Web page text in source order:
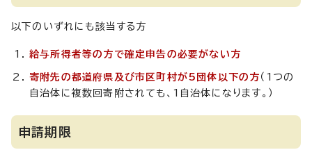
以下のいずれにも該当する方
給与所得者等の方で確定申告の必要がない方
寄附先の都道府県及び市区町村が5団体以下の方 （1つの
自治体に複数回寄附されても、1自治体になります。）
申請期限